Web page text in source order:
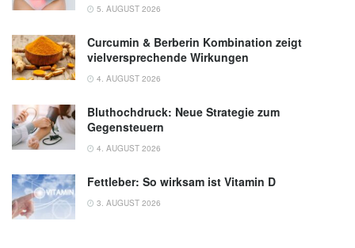
5. AUGUST 2026
Curcumin & Berberin Kombination zeigt
vielversprechende Wirkungen
4. AUGUST 2026
Bluthochdruck: Neue Strategie zum
Gegensteuern
4. AUGUST 2026
Fettleber: So wirksam ist Vitamin D
3. AUGUST 2026